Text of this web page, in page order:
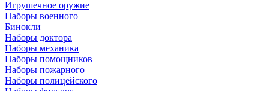
Игрушечное оружие
Наборы военного
Бинокли
Наборы доктора
Наборы механика
Наборы помощников
Наборы пожарного
Наборы полицейского